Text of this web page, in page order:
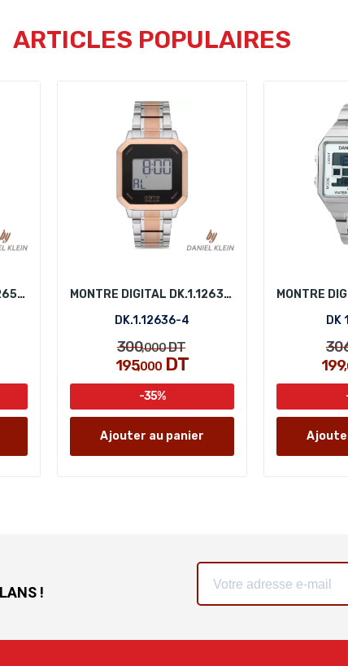
ARTICLES POPULAIRES
MONTRE DIGITAL DK.1.12658-4
MONTRE DIGITAL DK.1.12636-4
DK.1.12636-4
300,000DT
195,000 DT
-35%
Ajouter au panier
MONTRE
DK
199
!